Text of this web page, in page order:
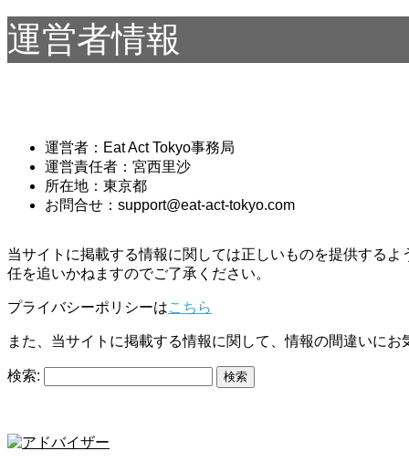
運営者情報
運営者：Eat Act Tokyo事務局
運営責任者：宮西里沙
所在地：東京都
お問合せ：support@eat-act-tokyo.com
当サイトに掲載する情報に関しては正しいものを提供する
任を追いかねますのでご了承ください。
プライバシーポリシーはこちら
また、当サイトに掲載する情報に関して、情報の間違いに
検索: